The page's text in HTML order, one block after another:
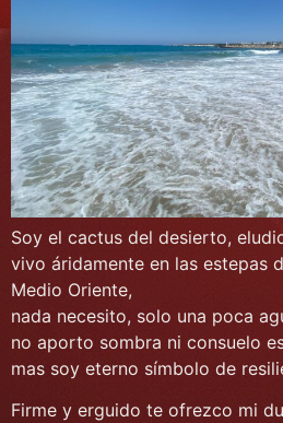
Soy el cactus del desierto,
vivo áridamente en las estepas
Medio Oriente,
nada necesito, solo una poca
no aporto sombra ni consuelo
mas soy eterno símbolo de
Firme y erguido te ofrezco mi